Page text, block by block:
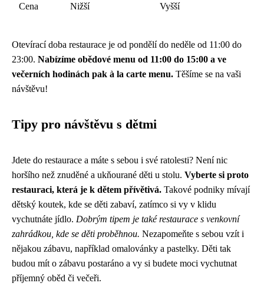
Cena Nižší Vyšší
Otevírací doba restaurace je od pondělí do neděle od 11:00 do
23:00. Nabízíme obědové menu od 11:00 do 15:00 a ve
večerních hodinách pak à la carte menu. Těšíme se na vaši
návštěvu!
Tipy pro návštěvu s dětmi
Jdete do restaurace a máte s sebou i své ratolesti? Není nic
horšího než znuděné a ukňourané děti u stolu. Vyberte si proto
restauraci, která je k dětem přívětivá. Takové podniky mívají
dětský koutek, kde se děti zabaví, zatímco si vy v klidu
vychutnáte jídlo. Dobrým tipem je také restaurace s venkovní
zahrádkou, kde se děti proběhnou. Nezapomeňte s sebou vzít i
nějakou zábavu, například omalovánky a pastelky. Děti tak
budou mít o zábavu postaráno a vy si budete moci vychutnat
příjemný oběd či večeři.